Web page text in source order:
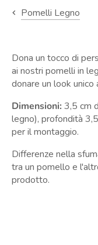
Pomelli Legno
Dona un tocco di
ai nostri pomelli in
donare un look
Dimensioni: 3,5 cm
legno), profondità
per il montaggio.
Differenze nella
tra un pomello e
prodotto.